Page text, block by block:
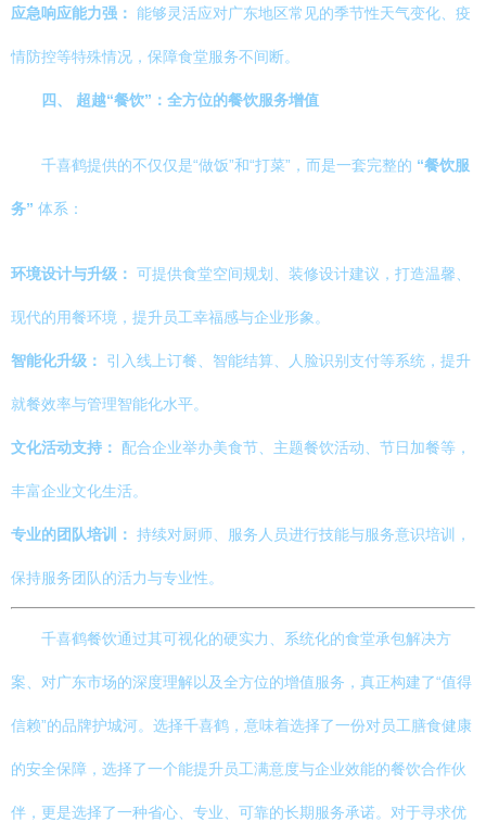
应急响应能力强： 能够灵活应对广东地区常见的季节性天气变化、疫
情防控等特殊情况，保障食堂服务不间断。
四、 超越“餐饮”：全方位的餐饮服务增值
千喜鹤提供的不仅仅是“做饭”和“打菜”，而是一套完整的 “餐饮服
务” 体系：
环境设计与升级： 可提供食堂空间规划、装修设计建议，打造温馨、
现代的用餐环境，提升员工幸福感与企业形象。
智能化升级： 引入线上订餐、智能结算、人脸识别支付等系统，提升
就餐效率与管理智能化水平。
文化活动支持： 配合企业举办美食节、主题餐饮活动、节日加餐等，
丰富企业文化生活。
专业的团队培训： 持续对厨师、服务人员进行技能与服务意识培训，
保持服务团队的活力与专业性。
千喜鹤餐饮通过其可视化的硬实力、系统化的食堂承包解决方
案、对广东市场的深度理解以及全方位的增值服务，真正构建了“值得
信赖”的品牌护城河。选择千喜鹤，意味着选择了一份对员工膳食健康
的安全保障，选择了一个能提升员工满意度与企业效能的餐饮合作伙
伴，更是选择了一种省心、专业、可靠的长期服务承诺。对于寻求优